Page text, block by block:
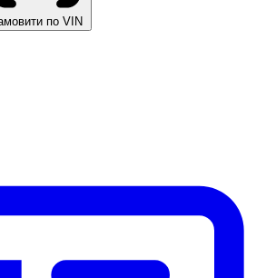
по VIN